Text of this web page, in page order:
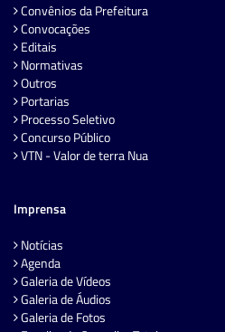
Convênios da Prefeitura
Convocações
Editais
Normativas
Outros
Portarias
Processo Seletivo
Concurso Público
VTN - Valor de terra Nua
Imprensa
Notícias
Agenda
Galeria de Vídeos
Galeria de Áudios
Galeria de Fotos